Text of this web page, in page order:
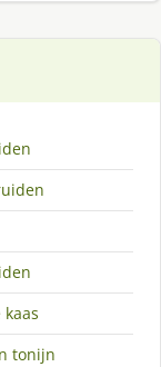
tonijn